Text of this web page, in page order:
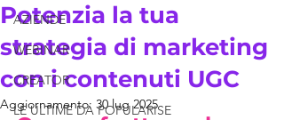
AZIENDE
WEBINAR
CREATOR
LE ULTIME DA POPULARISE
Potenzia la tua
strategia di marketing
con i contenuti UGC
Aggiornamento: 30 lug 2025